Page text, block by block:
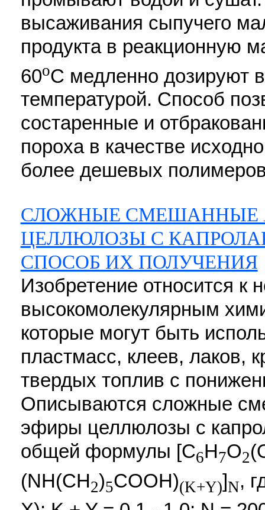
высаживания сыпучего
продукта в реакционную
60oC медленно дозируют
температурой. Способ
состаренные и
пороха в качестве
более дешевых
СЛОЖНЫЕ СМЕШАННЫЕ
ЦЕЛЛЮЛОЗЫ С
СПОСОБ ИХ ПОЛУЧЕНИЯ
Изобретение относится к
высокомолекулярным
которые могут быть
пластмасс, клеев, лаков,
твердых топлив с
Описываются сложные
эфиры целлюлозы с
общей формулы [C6H7O2
(NH(CH2)5COOH)(K+Y)]N,